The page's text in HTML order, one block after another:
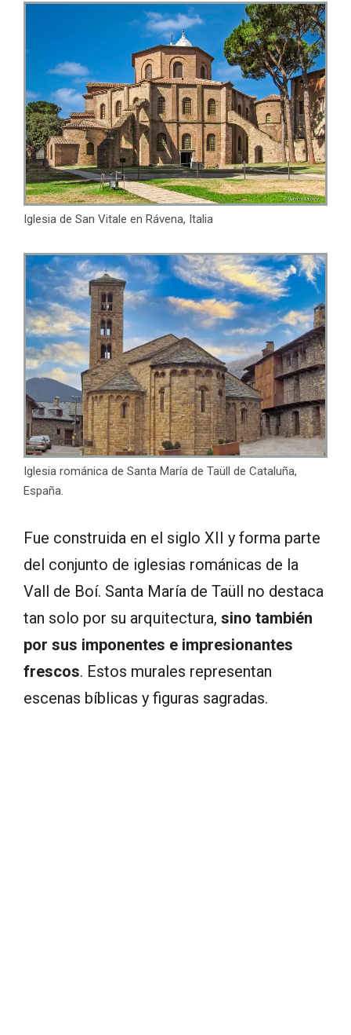
Iglesia de San Vitale en Rávena, Italia
Iglesia románica de Santa María de Taüll de Cataluña,
España.
Fue construida en el siglo XII y forma parte
del conjunto de iglesias románicas de la
Vall de Boí. Santa María de Taüll no destaca
tan solo por su arquitectura, sino también
por sus imponentes e impresionantes
frescos. Estos murales representan
escenas bíblicas y figuras sagradas.